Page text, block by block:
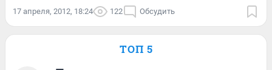
17 апреля, 2012, 18:24 122 Обсудить
ТОП 5